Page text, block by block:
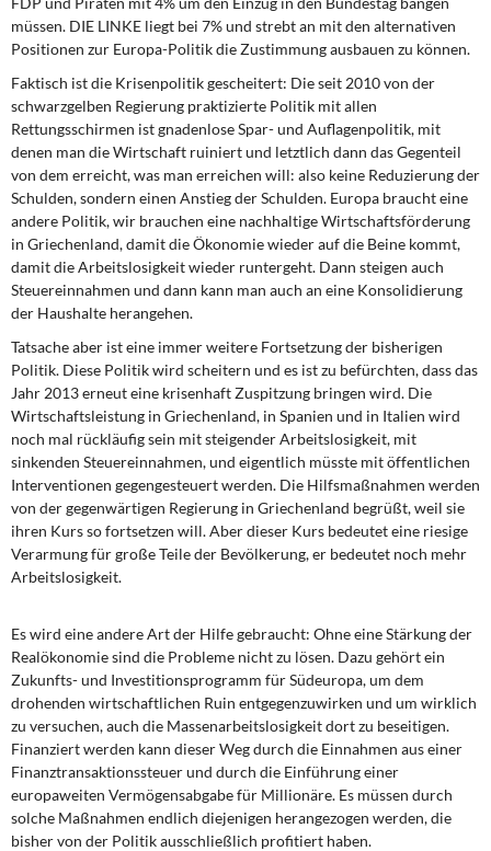
müssen. DIE LINKE liegt bei 7% und strebt an mit den alternativen
Positionen zur Europa-Politik die Zustimmung ausbauen zu können.
Faktisch ist die Krisenpolitik gescheitert: Die seit 2010 von der
schwarzgelben Regierung praktizierte Politik mit allen
Rettungsschirmen ist gnadenlose Spar- und Auflagenpolitik, mit
denen man die Wirtschaft ruiniert und letztlich dann das Gegenteil
von dem erreicht, was man erreichen will: also keine Reduzierung der
Schulden, sondern einen Anstieg der Schulden. Europa braucht eine
andere Politik, wir brauchen eine nachhaltige Wirtschaftsförderung
in Griechenland, damit die Ökonomie wieder auf die Beine kommt,
damit die Arbeitslosigkeit wieder runtergeht. Dann steigen auch
Steuereinnahmen und dann kann man auch an eine Konsolidierung
der Haushalte herangehen.
Tatsache aber ist eine immer weitere Fortsetzung der bisherigen
Politik. Diese Politik wird scheitern und es ist zu befürchten, dass das
Jahr 2013 erneut eine krisenhaft Zuspitzung bringen wird. Die
Wirtschaftsleistung in Griechenland, in Spanien und in Italien wird
noch mal rückläufig sein mit steigender Arbeitslosigkeit, mit
sinkenden Steuereinnahmen, und eigentlich müsste mit öffentlichen
Interventionen gegengesteuert werden. Die Hilfsmaßnahmen werden
von der gegenwärtigen Regierung in Griechenland begrüßt, weil sie
ihren Kurs so fortsetzen will. Aber dieser Kurs bedeutet eine riesige
Verarmung für große Teile der Bevölkerung, er bedeutet noch mehr
Arbeitslosigkeit.
Es wird eine andere Art der Hilfe gebraucht: Ohne eine Stärkung der
Realökonomie sind die Probleme nicht zu lösen. Dazu gehört ein
Zukunfts- und Investitionsprogramm für Südeuropa, um dem
drohenden wirtschaftlichen Ruin entgegenzuwirken und um wirklich
zu versuchen, auch die Massenarbeitslosigkeit dort zu beseitigen.
Finanziert werden kann dieser Weg durch die Einnahmen aus einer
Finanztransaktionssteuer und durch die Einführung einer
europaweiten Vermögensabgabe für Millionäre. Es müssen durch
solche Maßnahmen endlich diejenigen herangezogen werden, die
bisher von der Politik ausschließlich profitiert haben.